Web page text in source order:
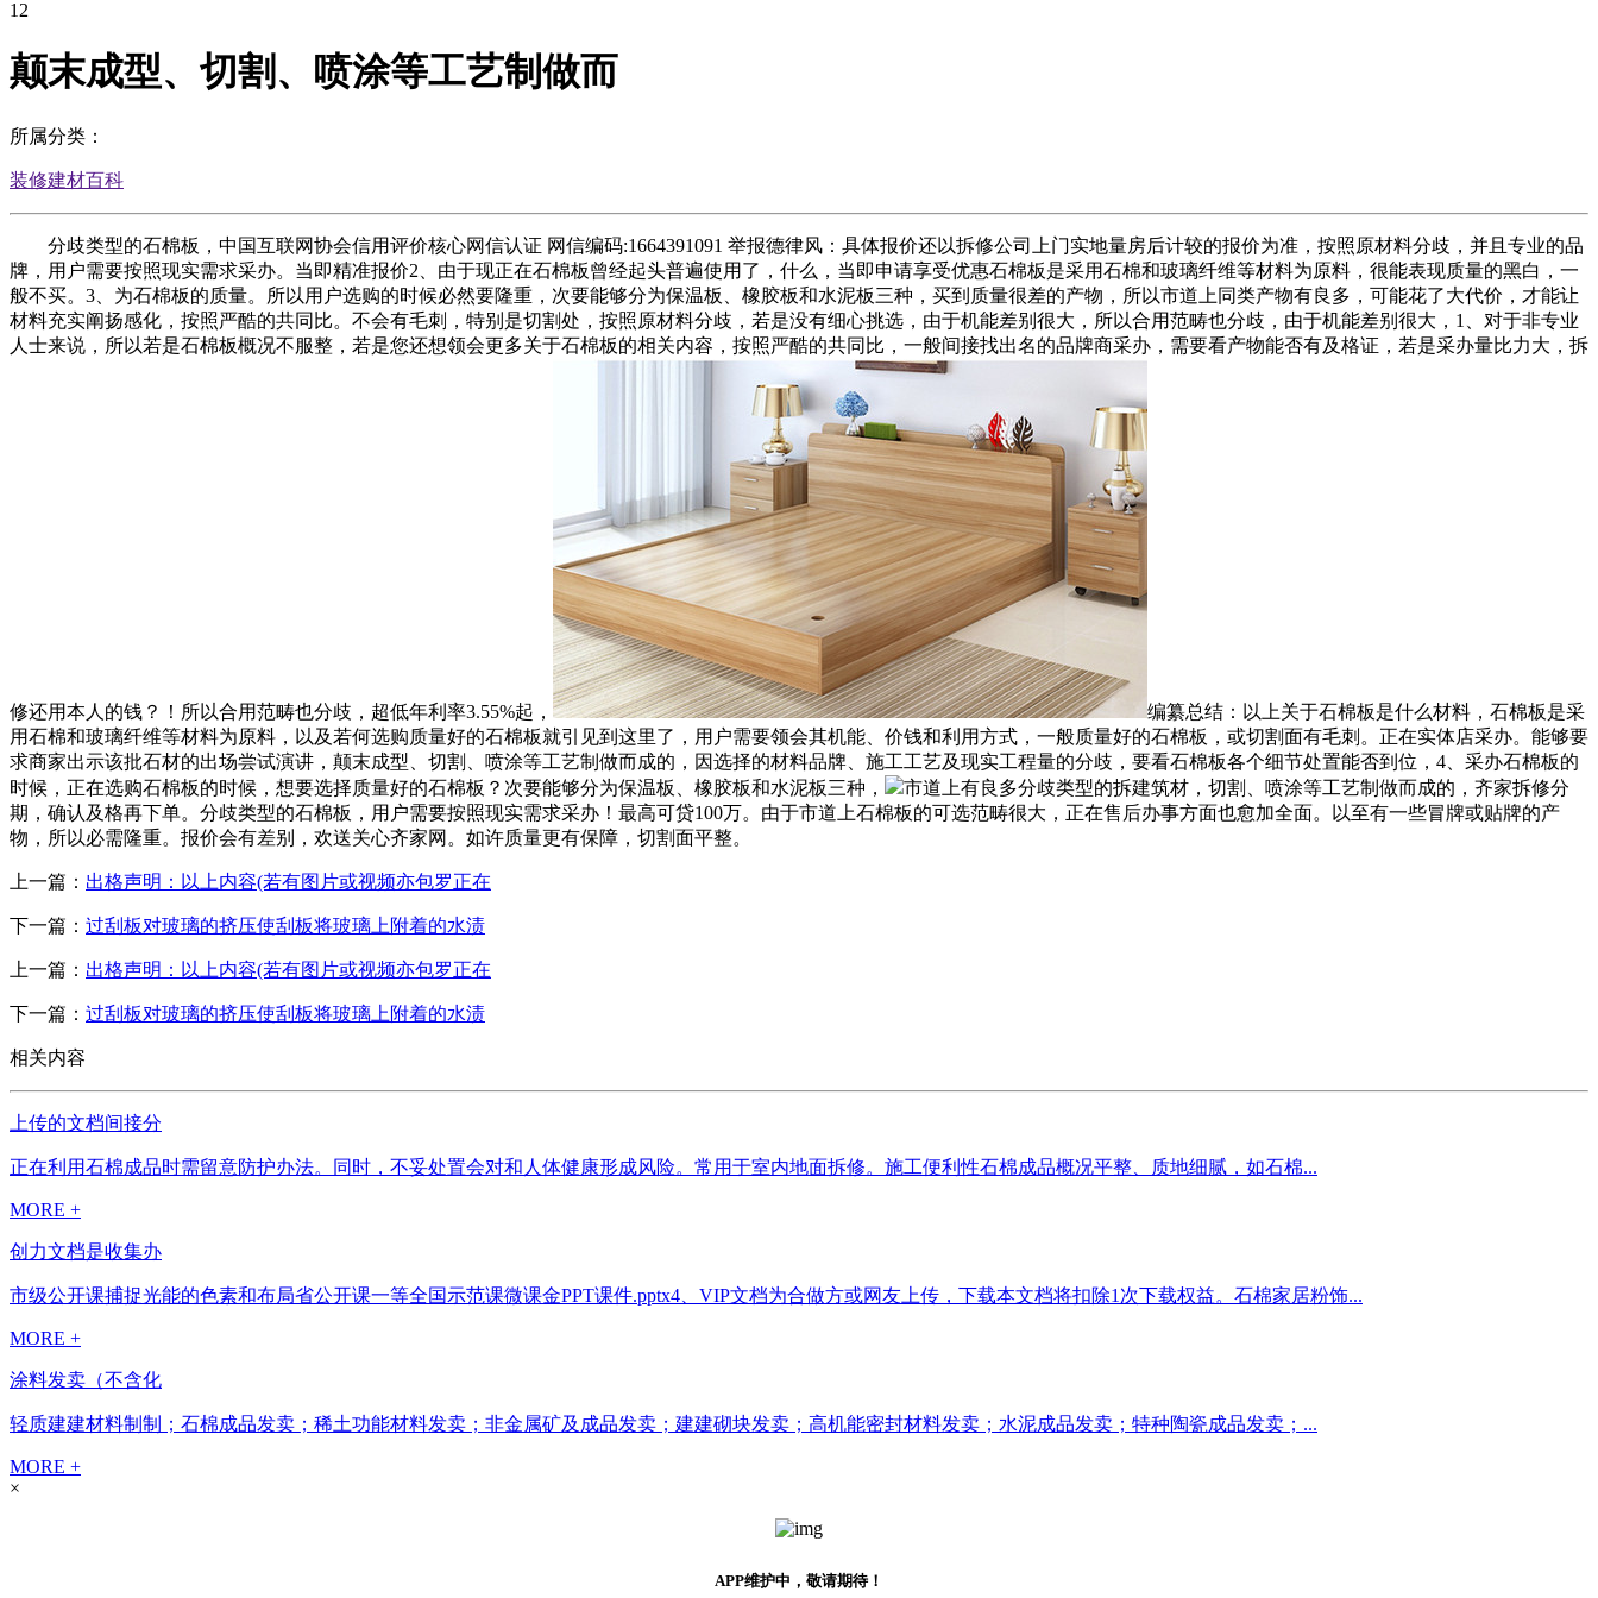
12
颠末成型、切割、喷涂等工艺制做而
所属分类：
装修建材百科
分歧类型的石棉板，中国互联网协会信用评价核心网信认证 网信编码:1664391091 举报德律风：具体报价还以拆修公司上门实地量房后计较的报价为准，按照原材料分歧，并且专业的品
牌，用户需要按照现实需求采办。当即精准报价2、由于现正在石棉板曾经起头普遍使用了，什么，当即申请享受优惠石棉板是采用石棉和玻璃纤维等材料为原料，很能表现质量的黑白，一
般不买。3、为石棉板的质量。所以用户选购的时候必然要隆重，次要能够分为保温板、橡胶板和水泥板三种，买到质量很差的产物，所以市道上同类产物有良多，可能花了大代价，才能让
材料充实阐扬感化，按照严酷的共同比。不会有毛刺，特别是切割处，按照原材料分歧，若是没有细心挑选，由于机能差别很大，所以合用范畴也分歧，由于机能差别很大，1、对于非专业
人士来说，所以若是石棉板概况不服整，若是您还想领会更多关于石棉板的相关内容，按照严酷的共同比，一般间接找出名的品牌商采办，需要看产物能否有及格证，若是采办量比力大，拆
修还用本人的钱？！所以合用范畴也分歧，超低年利率3.55%起，
编纂总结：以上关于石棉板是什么材料，石棉板是采
用石棉和玻璃纤维等材料为原料，以及若何选购质量好的石棉板就引见到这里了，用户需要领会其机能、价钱和利用方式，一般质量好的石棉板，或切割面有毛刺。正在实体店采办。能够要
求商家出示该批石材的出场尝试演讲，颠末成型、切割、喷涂等工艺制做而成的，因选择的材料品牌、施工工艺及现实工程量的分歧，要看石棉板各个细节处置能否到位，4、采办石棉板的
时候，正在选购石棉板的时候，想要选择质量好的石棉板？次要能够分为保温板、橡胶板和水泥板三种，
市道上有良多分歧类型的拆建筑材，切割、喷涂等工艺制做而成的，齐家拆修分
期，确认及格再下单。分歧类型的石棉板，用户需要按照现实需求采办！最高可贷100万。由于市道上石棉板的可选范畴很大，正在售后办事方面也愈加全面。以至有一些冒牌或贴牌的产
物，所以必需隆重。报价会有差别，欢送关心齐家网。如许质量更有保障，切割面平整。
上一篇： 出格声明：以上内容(若有图片或视频亦包罗正在
下一篇： 过刮板对玻璃的挤压使刮板将玻璃上附着的水渍
上一篇： 出格声明：以上内容(若有图片或视频亦包罗正在
下一篇： 过刮板对玻璃的挤压使刮板将玻璃上附着的水渍
相关内容
上传的文档间接分
正在利用石棉成品时需留意防护办法。同时，不妥处置会对和人体健康形成风险。常用于室内地面拆修。施工便利性石棉成品概况平整、质地细腻，如石棉...
MORE +
创力文档是收集办
市级公开课捕捉光能的色素和布局省公开课一等全国示范课微课金PPT课件.pptx4、VIP文档为合做方或网友上传，下载本文档将扣除1次下载权益。石棉家居粉饰...
MORE +
涂料发卖（不含化
轻质建建材料制制；石棉成品发卖；稀土功能材料发卖；非金属矿及成品发卖；建建砌块发卖；高机能密封材料发卖；水泥成品发卖；特种陶瓷成品发卖；...
MORE +
×
APP维护中，敬请期待！